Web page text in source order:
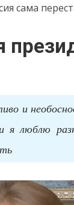
сама
и
я люблю